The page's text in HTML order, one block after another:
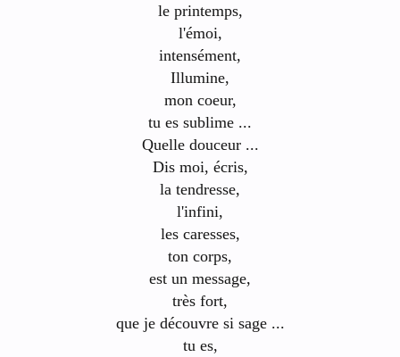
le printemps,
l'émoi,
intensément,
Illumine,
mon coeur,
tu es sublime ...
Quelle douceur ...
Dis moi, écris,
la tendresse,
l'infini,
les caresses,
ton corps,
est un message,
très fort,
que je découvre si sage ...
tu es,